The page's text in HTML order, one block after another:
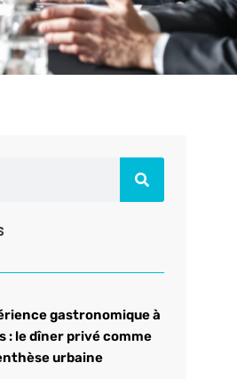
gastronomique à
: le dîner privé comme
urbaine